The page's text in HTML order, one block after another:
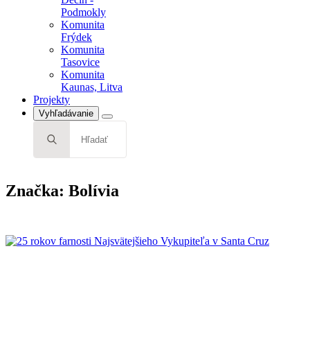
Podmokly
Komunita
Frýdek
Komunita
Tasovice
Komunita
Kaunas, Litva
Projekty
Vyhľadávanie
for:
Komunita
Kaunas, Litva
Projekty
Značka: Bolívia